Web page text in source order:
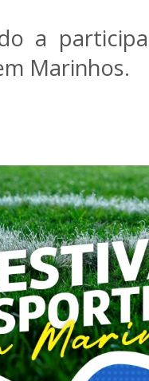
a
Marinhos.